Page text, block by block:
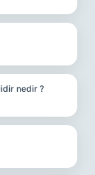
nedir ?